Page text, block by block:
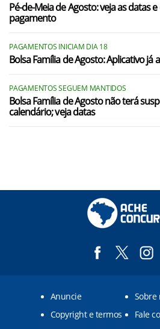
Pé-de-Meia de Agosto: veja as datas
pagamento
PAGAMENTOS INICIAM DIA 18
Bolsa Família de Agosto: Aplicativo já
PAGAMENTOS SEGUEM MANTIDOS
Bolsa Família de Agosto não terá
calendário; veja datas
Anuncie
Sobre
Copyright e termos
Fale